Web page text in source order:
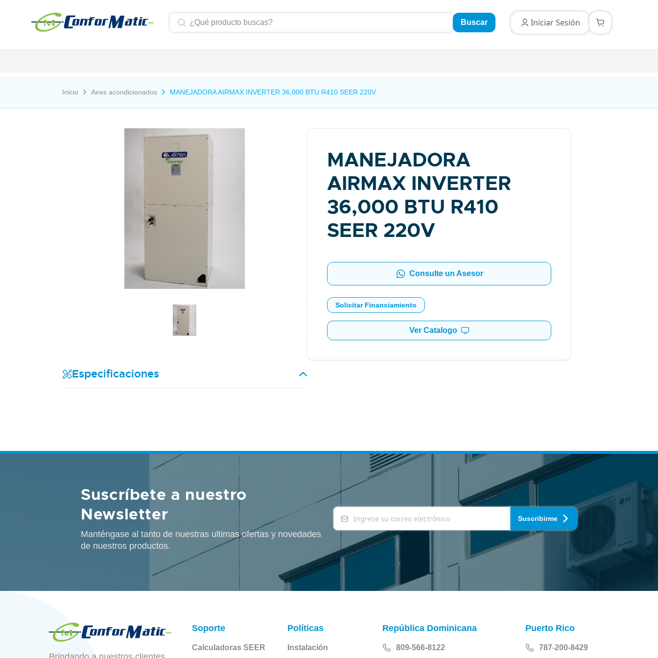
Buscar Iniciar Sesión
Inicio Aires acondicionados MANEJADORA AIRMAX INVERTER 36,000 BTU R410 SEER 220V
MANEJADORA
AIRMAX INVERTER
36,000 BTU R410
SEER 220V
Consulte un Asesor
Solicitar Financiamiento
Ver Catalogo
Especificaciones
Suscríbete a nuestro
Newsletter
Manténgase al tanto de nuestras ultimas ofertas y novedades
de nuestros productos.
Suscribirme
Soporte
Calculadoras SEER
Políticas
Instalación
República Dominicana
809-566-8122
Puerto Rico
787-200-8429